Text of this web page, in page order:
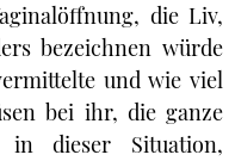
die Liv,
bezeichnen würde
und wie viel
bei ihr, die ganze
dieser Situation,